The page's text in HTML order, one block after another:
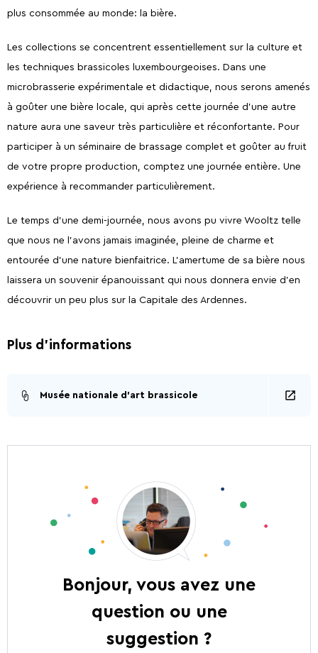
plus consommée au monde: la bière.
Les collections se concentrent essentiellement sur la culture et
les techniques brassicoles luxembourgeoises. Dans une
microbrasserie expérimentale et didactique, nous serons amenés
à goûter une bière locale, qui après cette journée d’une autre
nature aura une saveur très particulière et réconfortante. Pour
participer à un séminaire de brassage complet et goûter au fruit
de votre propre production, comptez une journée entière. Une
expérience à recommander particulièrement.
Le temps d’une demi-journée, nous avons pu vivre Wooltz telle
que nous ne l’avons jamais imaginée, pleine de charme et
entourée d’une nature bienfaitrice. L’amertume de sa bière nous
laissera un souvenir épanouissant qui nous donnera envie d’en
découvrir un peu plus sur la Capitale des Ardennes.
Plus d'informations
Musée nationale d'art brassicole
Bonjour, vous avez une
question ou une
suggestion ?